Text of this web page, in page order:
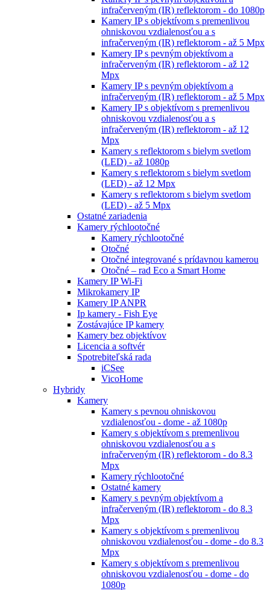
infračerveným (IR) reflektorom - do 1080p
Kamery IP s objektívom s premenlivou
ohniskovou vzdialenosťou a s
infračerveným (IR) reflektorom - až 5 Mpx
Kamery IP s pevným objektívom a
infračerveným (IR) reflektorom - až 12
Mpx
Kamery IP s pevným objektívom a
infračerveným (IR) reflektorom - až 5 Mpx
Kamery IP s objektívom s premenlivou
ohniskovou vzdialenosťou a s
infračerveným (IR) reflektorom - až 12
Mpx
Kamery s reflektorom s bielym svetlom
(LED) - až 1080p
Kamery s reflektorom s bielym svetlom
(LED) - až 12 Mpx
Kamery s reflektorom s bielym svetlom
(LED) - až 5 Mpx
Ostatné zariadenia
Kamery rýchlootočné
Kamery rýchlootočné
Otočné
Otočné integrované s prídavnou kamerou
Otočné – rad Eco a Smart Home
Kamery IP Wi-Fi
Mikrokamery IP
Kamery IP ANPR
Ip kamery - Fish Eye
Zostávajúce IP kamery
Kamery bez objektívov
Licencia a softvér
Spotrebiteľská rada
iCSee
VicoHome
Hybridy
Kamery
Kamery s pevnou ohniskovou
vzdialenosťou - dome - až 1080p
Kamery s objektívom s premenlivou
ohniskovou vzdialenosťou a s
infračerveným (IR) reflektorom - do 8.3
Mpx
Kamery rýchlootočné
Ostatné kamery
Kamery s pevným objektívom a
infračerveným (IR) reflektorom - do 8.3
Mpx
Kamery s objektívom s premenlivou
ohniskovou vzdialenosťou - dome - do 8.3
Mpx
Kamery s objektívom s premenlivou
ohniskovou vzdialenosťou - dome - do
1080p